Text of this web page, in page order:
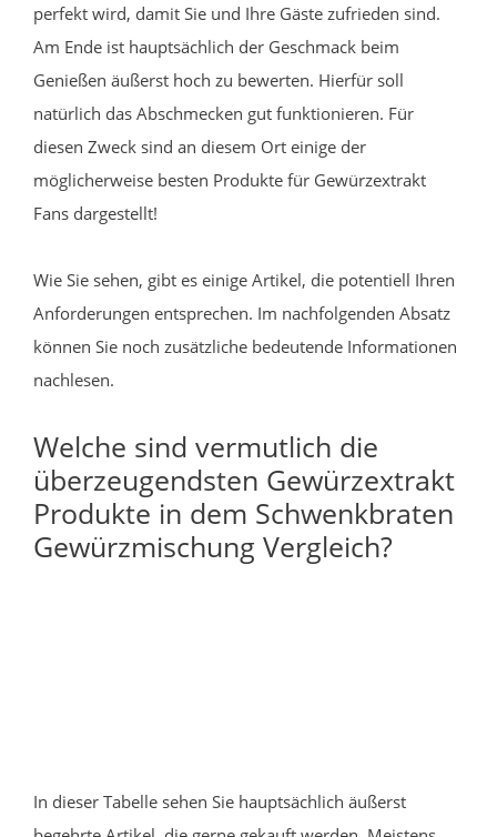
perfekt wird, damit Sie und Ihre Gäste zufrieden sind.
Am Ende ist hauptsächlich der Geschmack beim
Genießen äußerst hoch zu bewerten. Hierfür soll
natürlich das Abschmecken gut funktionieren. Für
diesen Zweck sind an diesem Ort einige der
möglicherweise besten Produkte für Gewürzextrakt
Fans dargestellt!
Wie Sie sehen, gibt es einige Artikel, die potentiell Ihren
Anforderungen entsprechen. Im nachfolgenden Absatz
können Sie noch zusätzliche bedeutende Informationen
nachlesen.
Welche sind vermutlich die
überzeugendsten Gewürzextrakt
Produkte in dem Schwenkbraten
Gewürzmischung Vergleich?
In dieser Tabelle sehen Sie hauptsächlich äußerst